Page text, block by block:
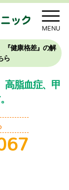
『健康格差』の解
ら
高脂血症、甲